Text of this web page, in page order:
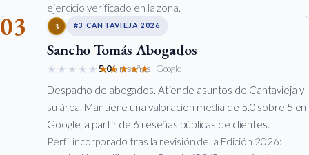
ejercicio verificado en la zona.
03 3 #3 CANTAVIEJA 2026
Sancho Tomás Abogados
★★★★★★★★★★
5,06 reseñas· Google
Despacho de abogados. Atiende asuntos de Cantavieja y
su área. Mantiene una valoración media de 5.0 sobre 5 en
Google, a partir de 6 reseñas públicas de clientes.
Perfil incorporado tras la revisión de la Edición 2026: